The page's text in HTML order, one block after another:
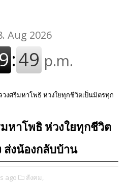
วงศรีมหาโพธิ ห่วงใยทุกชีวิตเป็นมิตรทุก
หาโพธิ ห่วงใยทุกชีวิต
ส่งน้องกลับบ้าน
ago สังคม,